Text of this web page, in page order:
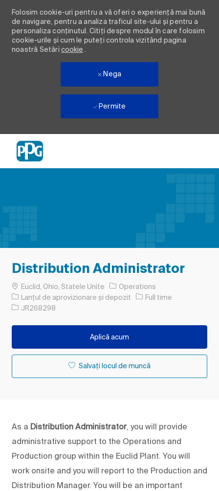
Folosim cookie-uri pentru a vă oferi o experiență mai bună
de navigare, pentru a analiza traficul site-ului și pentru a
personaliza conținutul. Citiți despre modul în care folosim
cookie-urile și cum le puteți controla vizitând pagina
noastră Setări cookie .
Nega
Permite
Distribution Administrator
LocEuclid, Ohio, Statele Unite
Operations
Categorie
Lanțul de aprovizionare și depozit Tipul postului
Full time
Job IdJR268298
Aplică acum
Salvați locul de muncă
As a Distribution Administrator, you will provide
administrative support to the Operations and
Production group within the Euclid Plant. You will
work onsite and you will report to the Production and
Distribution Manager. You will be an important